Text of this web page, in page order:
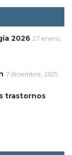
2026 27 enero,
7 diciembre, 2025
trastornos